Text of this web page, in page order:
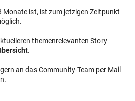
Monate ist, ist zum jetzigen Zeitpunkt
themenrelevanten Story
.
an das Community-Team per Mail